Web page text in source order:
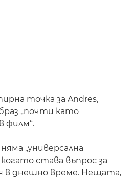
точка за Andres,
„почти като
филм“.
„универсална
става въпрос за
в днешно време. Нещата,